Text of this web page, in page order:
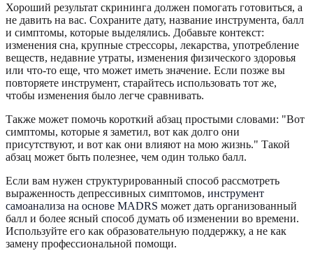
Хороший результат скрининга должен помогать готовиться, а
не давить на вас. Сохраните дату, название инструмента, балл
и симптомы, которые выделялись. Добавьте контекст:
изменения сна, крупные стрессоры, лекарства, употребление
веществ, недавние утраты, изменения физического здоровья
или что-то еще, что может иметь значение. Если позже вы
повторяете инструмент, старайтесь использовать тот же,
чтобы изменения было легче сравнивать.
Также может помочь короткий абзац простыми словами: "Вот
симптомы, которые я заметил, вот как долго они
присутствуют, и вот как они влияют на мою жизнь." Такой
абзац может быть полезнее, чем один только балл.
Если вам нужен структурированный способ рассмотреть
выраженность депрессивных симптомов, инструмент
самоанализа на основе MADRS может дать организованный
балл и более ясный способ думать об изменении во времени.
Используйте его как образовательную поддержку, а не как
замену профессиональной помощи.